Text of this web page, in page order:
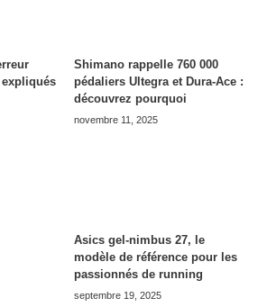
Shimano rappelle 760 000
pédaliers Ultegra et Dura-Ace :
découvrez pourquoi
novembre 11, 2025
Asics gel-nimbus 27, le
modèle de référence pour les
passionnés de running
septembre 19, 2025